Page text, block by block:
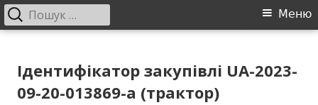
контенту
Головне
Меню
Пошук:
Ідентифікатор закупівлі UA-2023-
09-20-013869-a (трактор)